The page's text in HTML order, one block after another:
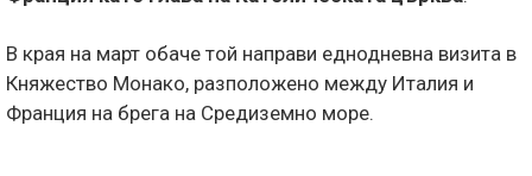
В края на март обаче той направи еднодневна визита в
Княжество Монако, разположено между Италия и
Франция на брега на Средиземно море.